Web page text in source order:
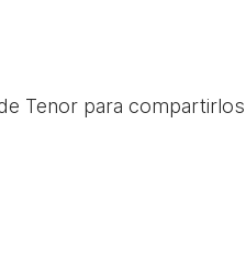
Tenor para